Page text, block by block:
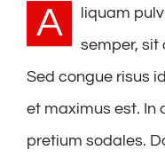
A
liquam
semper, sit
Sed congue risus
et maximus est. In
pretium sodales.